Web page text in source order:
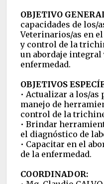
OBJETIVO
capacidades de los/
Veterinarios/as en
y control de la
un abordaje integral
enfermedad.
OBJETIVOS
• Actualizar a los/
manejo de
control de la
• Brindar
el diagnóstico de
• Capacitar en el
de la enfermedad.
COORDINADOR: